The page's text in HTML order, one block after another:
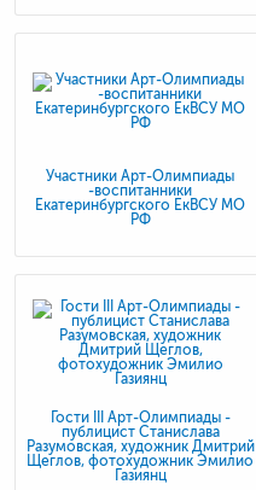
Участники Арт-Олимпиады
-воспитанники
Екатеринбургского ЕкВСУ МО
РФ
Гости III Арт-Олимпиады -
публицист Станислава
Разумовская, художник Дмитрий
Щеглов, фотохудожник Эмилио
Газиянц